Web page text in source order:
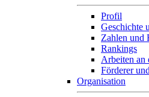
Profil
Geschichte
Zahlen und
Rankings
Arbeiten an
Förderer
Organisation